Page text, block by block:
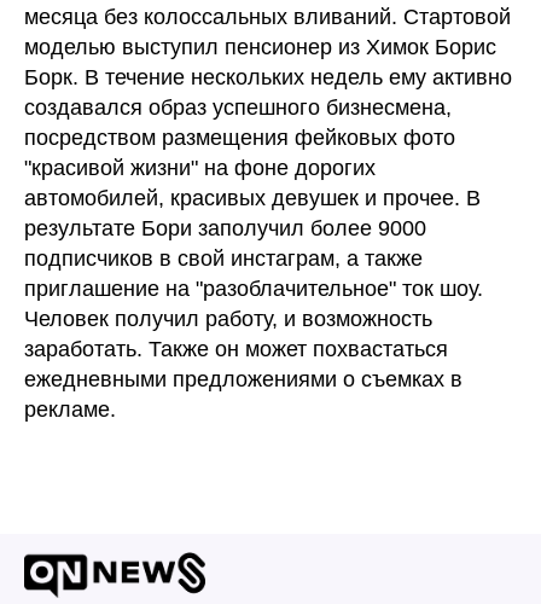
месяца без колоссальных вливаний. Стартовой
моделью выступил пенсионер из Химок Борис
Борк. В течение нескольких недель ему активно
создавался образ успешного бизнесмена,
посредством размещения фейковых фото
"красивой жизни" на фоне дорогих
автомобилей, красивых девушек и прочее. В
результате Бори заполучил более 9000
подписчиков в свой инстаграм, а также
приглашение на "разоблачительное" ток шоу.
Человек получил работу, и возможность
заработать. Также он может похвастаться
ежедневными предложениями о съемках в
рекламе.